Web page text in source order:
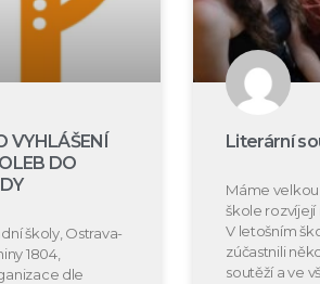
VYHLÁŠENÍ
DO
školy, Ostrava-
1804,
dle
Literární
Máme velkou
škole rozvíjejí
V letošním
zúčastnili
soutěží a ve